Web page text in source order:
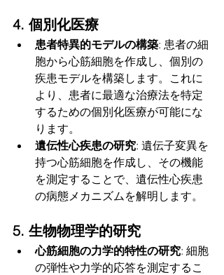
4. 個別化医療
患者特異的モデルの構築: 患者の細
胞から心筋細胞を作成し、個別の
疾患モデルを構築します。これに
より、患者に最適な治療法を特定
するための個別化医療が可能にな
ります。
遺伝性心疾患の研究: 遺伝子変異を
持つ心筋細胞を作成し、その機能
を測定することで、遺伝性心疾患
の病態メカニズムを解明します。
5. 生物物理学的研究
心筋細胞の力学的特性の研究: 細胞
の弾性や力学的応答を測定するこ